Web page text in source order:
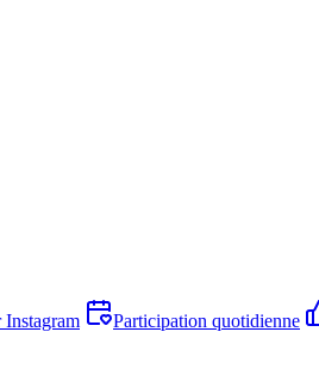
Instagram Participation quotidienne